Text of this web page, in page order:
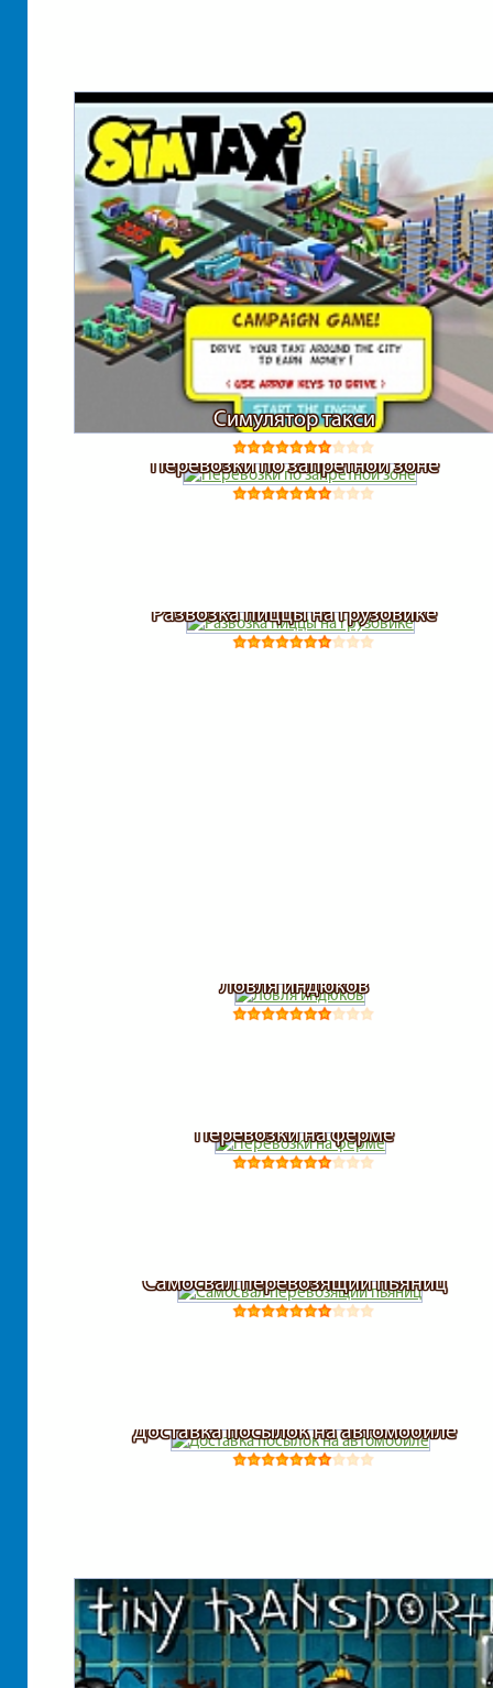
Симулятор такси
Перевозки по запретной зоне
Развозка пиццы на грузовике
Ловля индюков
Перевозки на ферме
Самосвал перевозящий пьяниц
Доставка посылок на автомобиле